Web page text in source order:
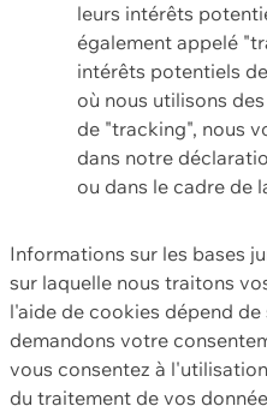
leurs intérêts
également appelé
intérêts potentiels
où nous utilisons
de "tracking", nous
dans notre
ou dans le cadre de
Informations sur les bases
sur laquelle nous traitons
l'aide de cookies dépend
demandons votre
vous consentez à
du traitement de vos